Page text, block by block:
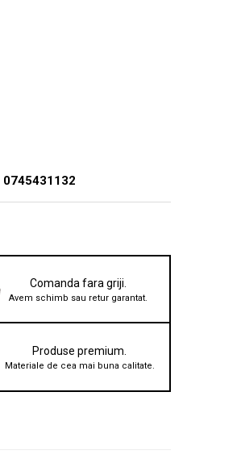
0745431132
Comanda fara griji.
Avem schimb sau retur garantat.
Produse premium.
Materiale de cea mai buna calitate.